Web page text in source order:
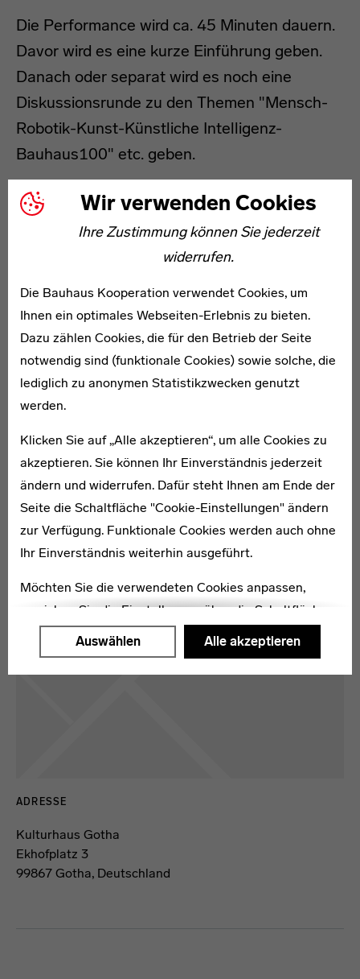
Wir verwenden Cookies
Ihre Zustimmung können Sie jederzeit
widerrufen.
Die Bauhaus Kooperation verwendet Cookies, um
Ihnen ein optimales Webseiten-Erlebnis zu bieten.
Dazu zählen Cookies, die für den Betrieb der Seite
notwendig sind (funktionale Cookies) sowie solche, die
lediglich zu anonymen Statistikzwecken genutzt
werden.
Klicken Sie auf „Alle akzeptieren“, um alle Cookies zu
akzeptieren. Sie können Ihr Einverständnis jederzeit
ändern und widerrufen. Dafür steht Ihnen am Ende der
Seite die Schaltfläche "Cookie-Einstellungen" ändern
zur Verfügung. Funktionale Cookies werden auch ohne
Ihr Einverständnis weiterhin ausgeführt.
Möchten Sie die verwendeten Cookies anpassen,
erreichen Sie die Einstellungen über die Schaltfläche
"Auswählen".
Auswählen Alle akzeptieren
Die Performance wird ca. 45 Minuten dauern.
Davor wird es eine kurze Einführung geben.
Danach oder separat wird es noch eine
Diskussionsrunde zu den Themen "Mensch-
Robotik-Kunst-Künstliche Intelligenz-
Bauhaus100" etc. geben.
es eine kurze Einführung geben. Danach oder separat
wird es noch eine Diskussionsrunde zu den Themen
"Mensch-Robotik-Kunst-Künstliche Intelligenz-
ADRESSE
Kulturhaus Gotha
Ekhofplatz 3
99867 Gotha, Deutschland